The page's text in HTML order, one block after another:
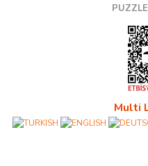
Multi